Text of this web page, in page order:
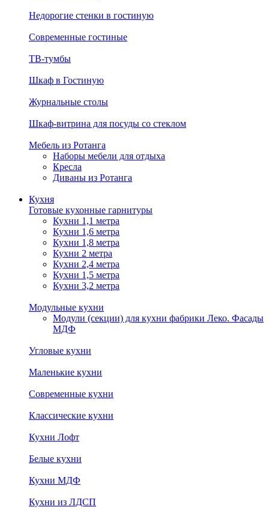
Недорогие стенки в гостиную
Современные гостиные
ТВ-тумбы
Шкаф в Гостиную
Журнальные столы
Шкаф-витрина для посуды со стеклом
Мебель из Ротанга
Наборы мебели для отдыха
Кресла
Диваны из Ротанга
Кухня
Готовые кухонные гарнитуры
Кухни 1,1 метра
Кухни 1,6 метра
Кухни 1,8 метра
Кухни 2 метра
Кухни 2,4 метра
Кухни 1,5 метра
Кухни 3,2 метра
Модульные кухни
Модули (секции) для кухни фабрики Леко. Фасады
МДФ
Угловые кухни
Маленькие кухни
Современные кухни
Классические кухни
Кухни Лофт
Белые кухни
Кухни МДФ
Кухни из ЛДСП